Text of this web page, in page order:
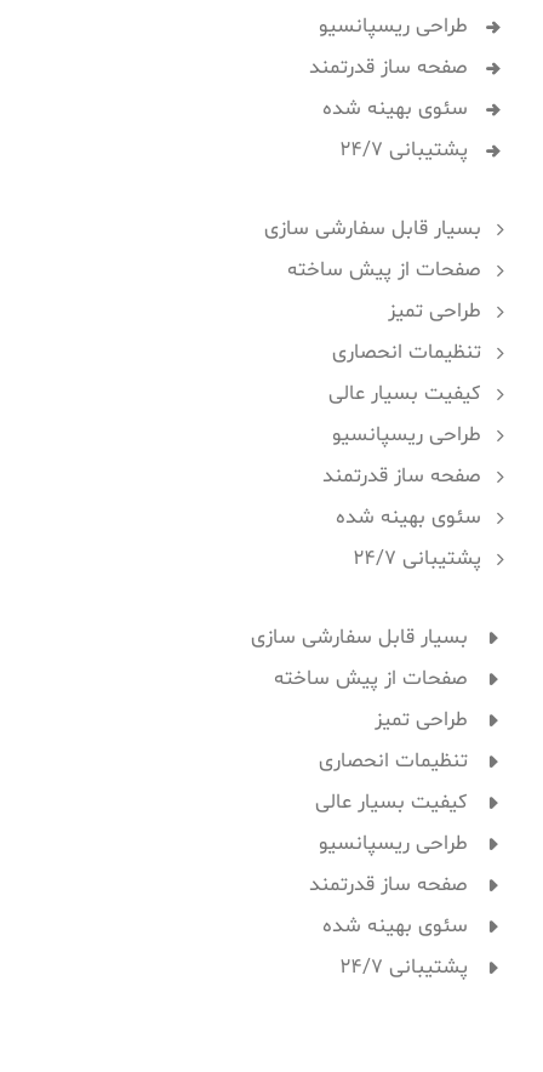
طراحی ریسپانسیو
صفحه ساز قدرتمند
سئوی بهینه شده
پشتیبانی 24/7
بسیار قابل سفارشی سازی
صفحات از پیش ساخته
طراحی تمیز
تنظیمات انحصاری
کیفیت بسیار عالی
طراحی ریسپانسیو
صفحه ساز قدرتمند
سئوی بهینه شده
پشتیبانی 24/7
بسیار قابل سفارشی سازی
صفحات از پیش ساخته
طراحی تمیز
تنظیمات انحصاری
کیفیت بسیار عالی
طراحی ریسپانسیو
صفحه ساز قدرتمند
سئوی بهینه شده
پشتیبانی 24/7